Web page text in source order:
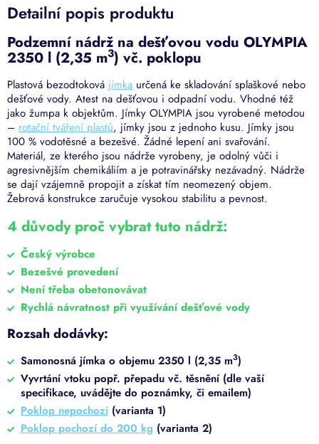
Detailní popis produktu
Podzemní nádrž na dešťovou vodu OLYMPIA
2350 l (2,35 m3) vč. poklopu
Plastová bezodtoková jímka určená ke skladování splaškové nebo
dešťové vody. Atest na dešťovou i odpadní vodu. Vhodné též
jako žumpa k objektům. Jímky OLYMPIA jsou vyrobené metodou
– rotační tváření plastů, jímky jsou z jednoho kusu. Jímky jsou
100 % vodotěsné a bezešvé. Žádné lepení ani svařování.
Materiál, ze kterého jsou nádrže vyrobeny, je odolný vůči i
agresivnějším chemikáliím a je potravinářsky nezávadný. Nádrže
se dají vzájemně propojit a získat tím neomezený objem.
Žebrová konstrukce zaručuje vysokou stabilitu a pevnost.
4 důvody proč vybrat tuto nádrž:
Český výrobce
Bezešvé provedení
Není třeba obetonovávat
Rychlá návratnost při využívání dešťové vody
Rozsah dodávky:
Samonosná jímka o objemu 2350 l (2,35 m3)
Vyvrtání vtoku popř. přepadu vč. těsnění (dle vaší
specifikace, uvádějte do poznámky, či emailem)
Poklop nepochozí(varianta 1)
Poklop pochozí do 200 kg (varianta 2)